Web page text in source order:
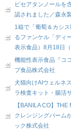
ピセアタンノールを
認されました／森永
1箱で「葡萄＆カシ
るファンケル「ディ
表示食品）8月18日
機能性表示食品『コ
プ食品株式会社
犬猫向けAIウェルネ
ラ検査キット・腸活
【BANILA CO】
クレンジングバーム
ック株式会社